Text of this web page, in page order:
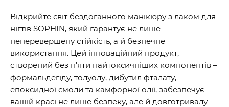
Відкрийте світ бездоганного манікюру з лаком для
нігтів SOPHIN, який гарантує не лише
неперевершену стійкість, а й безпечне
використання. Цей інноваційний продукт,
створений без п'яти найтоксичніших компонентів –
формальдегіду, толуолу, дибутил фталату,
епоксидної смоли та камфорної олії, забезпечує
вашій красі не лише безпеку, але й довготривалу